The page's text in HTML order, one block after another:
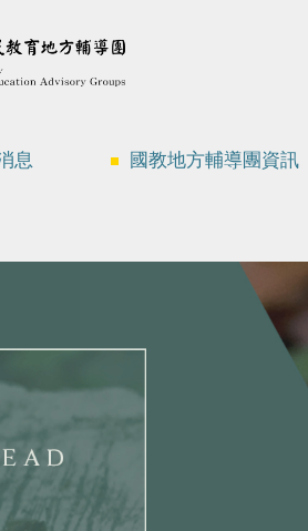
息 國教地方輔導團資訊